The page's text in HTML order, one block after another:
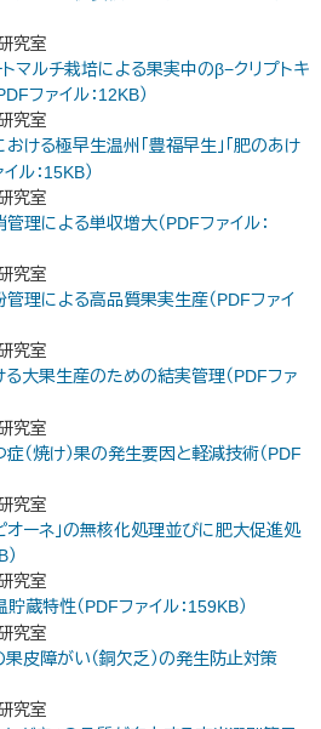
究室
マルチ栽培による果実中のβ−クリプトキ
ファイル：12KB）
究室
ける極早生温州「豊福早生」「肥のあけ
ル：15KB）
究室
管理による単収増大（PDFファイル：
究室
管理による高品質果実生産（PDFファイ
究室
る大果生産のための結実管理（PDFファ
究室
症（焼け）果の発生要因と軽減技術（PDF
究室
ピオーネ」の無核化処理並びに肥大促進処
究室
貯蔵特性（PDFファイル：159KB）
究室
皮障がい（銅欠乏）の発生防止対策
究室